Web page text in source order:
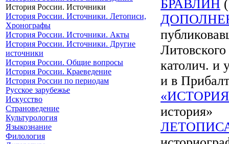
История России. Источники
История России. Источники. Летописи,
Хронографы
История России. Источники. Акты
История России. Источники. Другие
источники
История России. Общие вопросы
История России. Краеведение
История России по периодам
Русское зарубежье
Искусство
Страноведение
Культурология
Языкознание
Филология
БРАВЛИН
католич. и
и в
история»